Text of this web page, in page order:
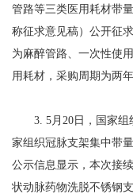
管路等三类医用耗材带
称征求意见稿）公开征
为麻醉管路、一次性使
用耗材，采购周期为两年
3. 5月20日，国家组
家组织冠脉支架集中带
公示信息显示，本次接
状动脉药物洗脱不锈钢